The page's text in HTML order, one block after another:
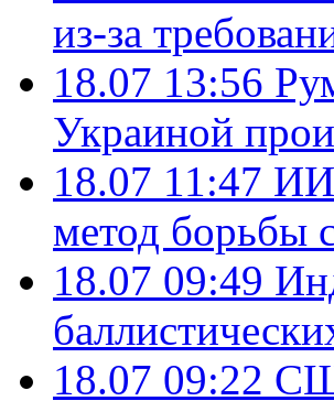
из-за
18.07 13:56
Украиной
18.07 11:47 ИИ
метод борьбы
18.07 09:49
18.07 09:22